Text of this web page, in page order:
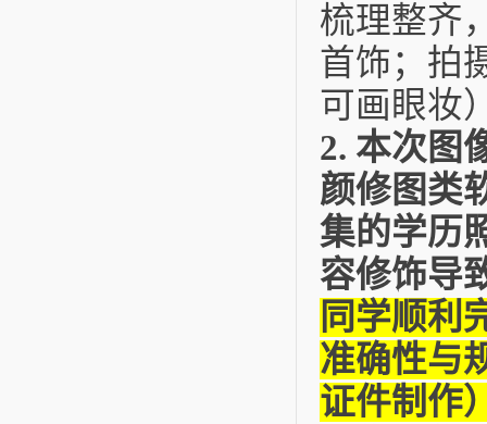
梳理整齐
首饰；拍
可画眼妆
2. 本次图
颜修图类
集的学历
容修饰导
同学顺利
准确性与
证件制作